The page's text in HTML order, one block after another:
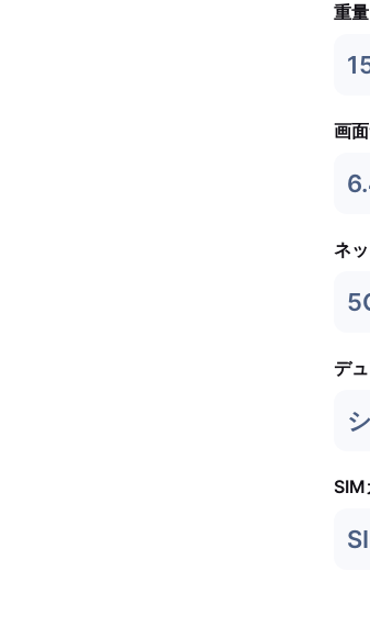
重量
画
ネ
デ
SIM